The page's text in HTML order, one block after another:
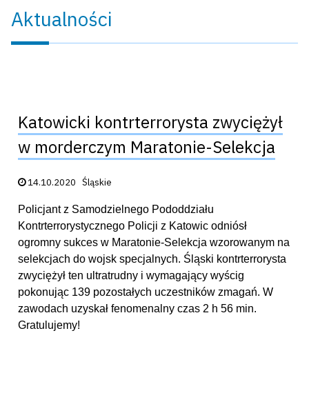
Aktualności
Katowicki kontrterrorysta zwyciężył
w morderczym Maratonie-Selekcja
Data publikacji:
14.10.2020 Śląskie
Policjant z Samodzielnego Pododdziału
Kontrterrorystycznego Policji z Katowic odniósł
ogromny sukces w Maratonie-Selekcja wzorowanym na
selekcjach do wojsk specjalnych. Śląski kontrterrorysta
zwyciężył ten ultratrudny i wymagający wyścig
pokonując 139 pozostałych uczestników zmagań. W
zawodach uzyskał fenomenalny czas 2 h 56 min.
Gratulujemy!